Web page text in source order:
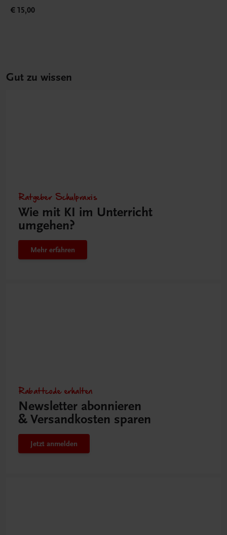
€ 15,00
Gut zu wissen
Ratgeber Schulpraxis
Wie mit KI im Unterricht
umgehen?
Mehr erfahren
Rabattcode erhalten
Newsletter abonnieren
& Versandkosten sparen
Jetzt anmelden